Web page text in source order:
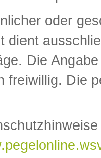
oder
dient
Die
freiwillig. Die